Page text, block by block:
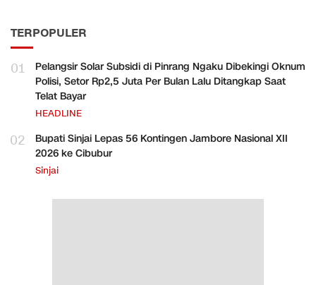
TERPOPULER
01
Pelangsir Solar Subsidi di Pinrang Ngaku Dibekingi Oknum
Polisi, Setor Rp2,5 Juta Per Bulan Lalu Ditangkap Saat
Telat Bayar
HEADLINE
02
Bupati Sinjai Lepas 56 Kontingen Jambore Nasional XII
2026 ke Cibubur
Sinjai